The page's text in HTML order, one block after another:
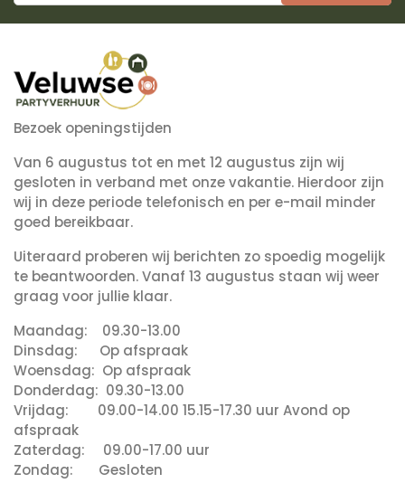
Bezoek openingstijden
Van 6 augustus tot en met 12 augustus zijn wij
gesloten in verband met onze vakantie. Hierdoor zijn
wij in deze periode telefonisch en per e-mail minder
goed bereikbaar.
Uiteraard proberen wij berichten zo spoedig mogelijk
te beantwoorden. Vanaf 13 augustus staan wij weer
graag voor jullie klaar.
Maandag: 09.30-13.00
Dinsdag: Op afspraak
Woensdag: Op afspraak
Donderdag: 09.30-13.00
Vrijdag: 09.00-14.00 15.15-17.30 uur Avond op
afspraak
Zaterdag: 09.00-17.00 uur
Zondag: Gesloten